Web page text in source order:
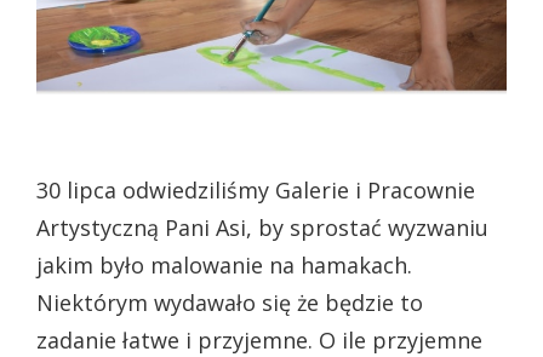
30 lipca odwiedziliśmy Galerie i Pracownie
Artystyczną Pani Asi, by sprostać wyzwaniu
jakim było malowanie na hamakach.
Niektórym wydawało się że będzie to
zadanie łatwe i przyjemne. O ile przyjemne